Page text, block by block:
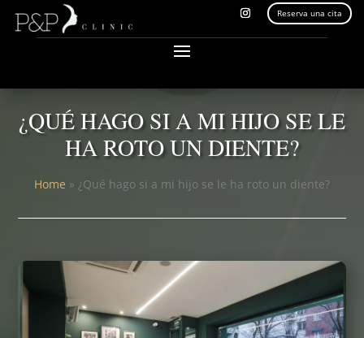
Reserva una cita
¿QUÉ HAGO SI A MI HIJO SE LE
HA ROTO UN DIENTE?
Home » ¿Qué hago si a mi hijo se le ha roto un diente?